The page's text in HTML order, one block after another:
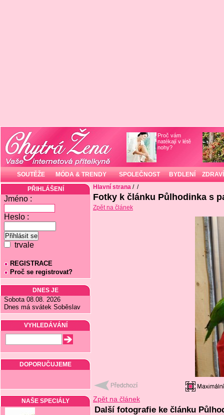
Proč vám
natékají v létě
nohy?
SOUTĚŽE MÓDA & TRENDY SPOLEČNOST BYDLENÍ ZDRAVÍ
PŘIHLÁŠENÍ
Jméno :
Heslo :
trvale
REGISTRACE
Proč se registrovat?
DNES JE
Sobota 08.08. 2026
Dnes má svátek Soběslav
VYHLEDÁVÁNÍ
DOPORUČUJEME
NAŠE SPECIÁLY
Hlavní strana / /
Fotky k článku Půlhodinka s
Zpět na článek
Zpět na článek
Další fotografie ke článku